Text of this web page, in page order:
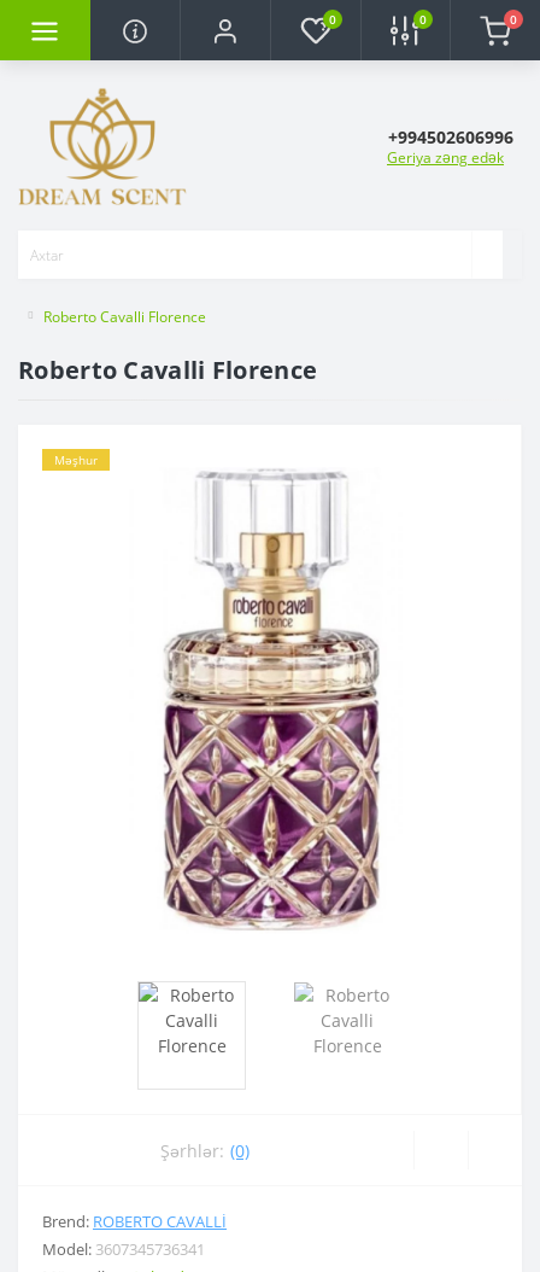
0 0 0
+994502606996
Geriya zəng edək
Roberto Cavalli Florence
Roberto Cavalli Florence
Məşhur
Şərhlər: (0)
Brend: ROBERTO CAVALLI
Model: 3607345736341